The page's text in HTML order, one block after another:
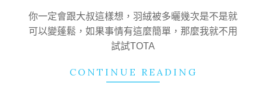
22
你一定會跟大叔這樣想，羽絨被多曬幾次是不是就
可以變蓬鬆，如果事情有這麼簡單，那麼我就不用
試試TOTA
CONTINUE READING